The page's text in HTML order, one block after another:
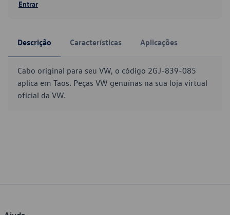
Entrar
Descrição Características Aplicações
Cabo original para seu VW, o código 2GJ-839-085
aplica em Taos. Peças VW genuínas na sua loja virtual
oficial da VW.